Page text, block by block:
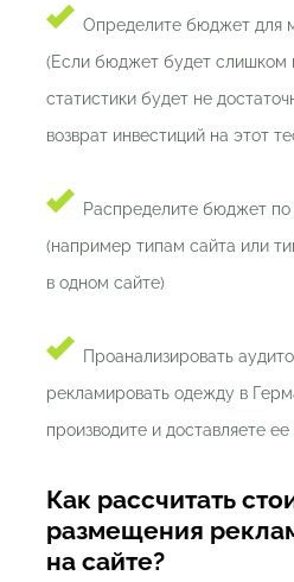
Определите бюджет для
(Если бюджет будет слишком
статистики будет не
возврат инвестиций на этот
Распределите бюджет
(например типам сайта или
в одном сайте)
Проанализировать
рекламировать одежду в
производите и доставляете
Как рассчитать
размещения
на сайте?